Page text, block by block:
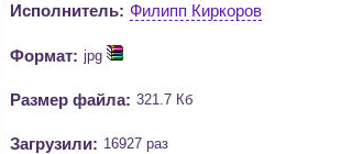
Исполнитель: Филипп Киркоров
Формат: jpg
Размер файла: 321.7 Кб
Загрузили: 16927 раз